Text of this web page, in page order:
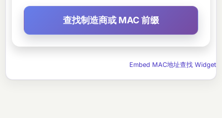
Embed MAC地址查找 Widget